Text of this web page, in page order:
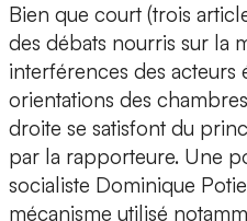
Bien que court (trois
des débats nourris sur la
interférences des acteurs
orientations des
droite se satisfont du
par la rapporteure. Une
socialiste Dominique
mécanisme utilisé